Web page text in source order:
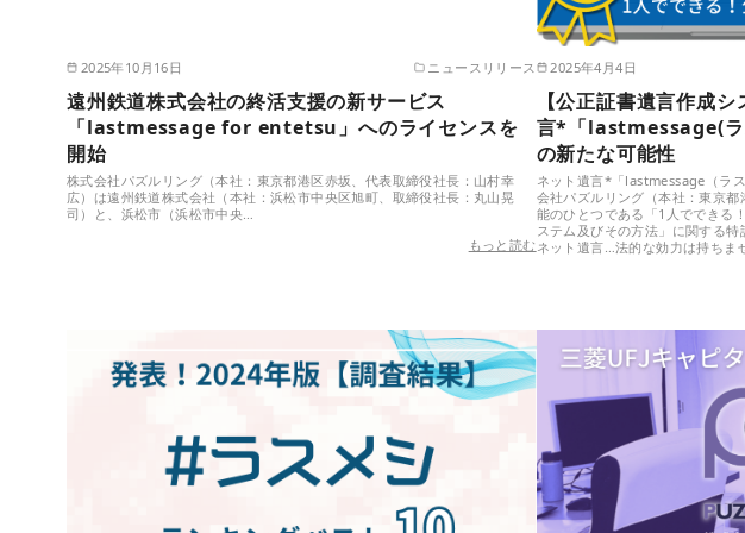
2025年10月16日 ニュースリリース
遠州鉄道株式会社の終活支援の新サービス
「lastmessage for entetsu」へのライセンスを
開始
株式会社パズルリング（本社：東京都港区赤坂、代表取締役社長：山村幸
広）は遠州鉄道株式会社（本社：浜松市中央区旭町、取締役社長：丸山晃
司）と、浜松市（浜松市中央…
もっと読む
2025年4月4日
【公正証書遺言作成
言*「lastmessage(ラ
の新たな可能性
ネット遺言*「lastmessage（ラ
会社パズルリング（本社：東京
能のひとつである「1人でできる
ステム及びその方法」に関する
ネット遺言…法的な効力は持ちま